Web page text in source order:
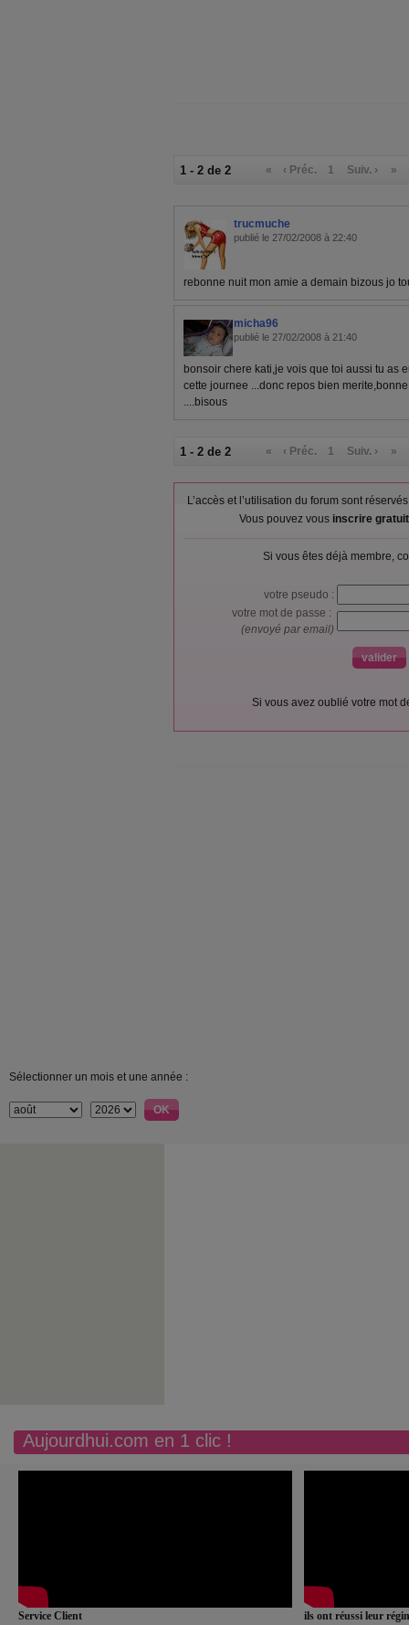
1 - 2 de 2 « ‹ Préc. 1 Suiv. › »
trucmuche
publié le 27/02/2008 à 22:40
rebonne nuit mon amie a demain bizous jo
micha96
publié le 27/02/2008 à 21:40
bonsoir chere kati,je vois que toi aussi tu as
cette journee ...donc repos bien
....bisous
1 - 2 de 2 « ‹ Préc. 1 Suiv. › »
L’accès et l’utilisation du forum sont
Vous pouvez vous inscrire
Si vous êtes déjà membre,
votre pseudo :
votre mot de passe :
(envoyé par email)
Si vous avez oublié votre mot
Sélectionner un mois et une année :
Aujourdhui.com en 1 clic !
Service Client
ils ont réussi leur